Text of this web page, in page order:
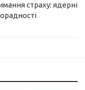
страху: ядерні